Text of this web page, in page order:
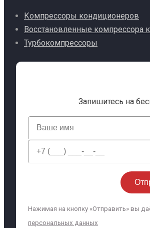
Компрессоры кондиционеров
Восстановленные компрессора
Турбокомпрессоры
Запишитесь на
Нажимая на кнопку «Отправить» вы
персональных данных